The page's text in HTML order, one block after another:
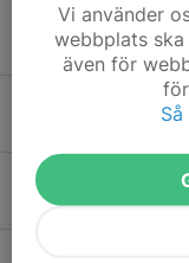
Inställda
13 maj 2025
5 apr 2025
Påsk och
5 apr 2025
Vi använder
webbplats
även för